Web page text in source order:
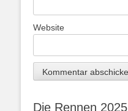
Website
Die Rennen 2025